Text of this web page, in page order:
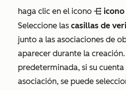
haga clic en el icono objectAssociationsIcon icono
Seleccione las casillas de
junto a las asociaciones de
aparecer durante la
predeterminada, si su
asociación, se puede